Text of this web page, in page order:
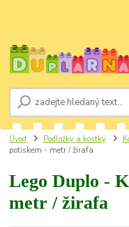
Úvod Podložky a kostky
potiskem - metr / žirafa
Lego Duplo -
metr / žirafa